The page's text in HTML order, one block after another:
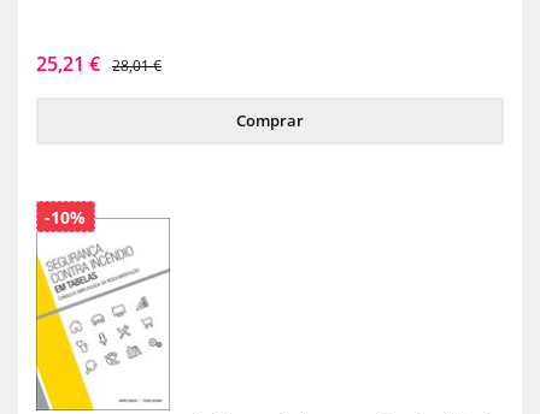
25,21 € 28,01 €
Comprar
-10%